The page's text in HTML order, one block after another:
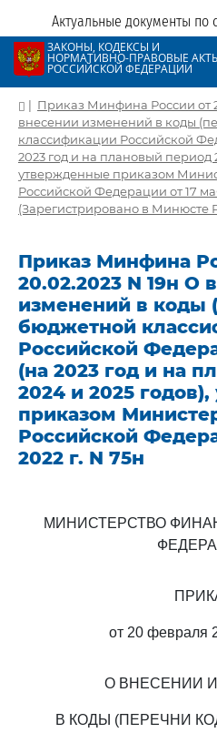
Актуальные документы по
ЗАКОНЫ, КОДЕКСЫ И
НОРМАТИВНО-ПРАВОВЫЕ
РОССИЙСКОЙ ФЕДЕРАЦИИ
| Приказ Минфина России от
внесении изменений в коды
классификации Российской
2023 год и на плановый период
утвержденные приказом
Российской Федерации от 17
(Зарегистрировано в Минюсте
Приказ Минфина
20.02.2023 N 19н О
изменений в коды
бюджетной
Российской
(на 2023 год и на
2024 и 2025
приказом
Российской
2022 г. N 75н
МИНИСТЕРСТВО
от 20 февраля
О ВНЕСЕНИИ
В КОДЫ (ПЕРЕЧНИ